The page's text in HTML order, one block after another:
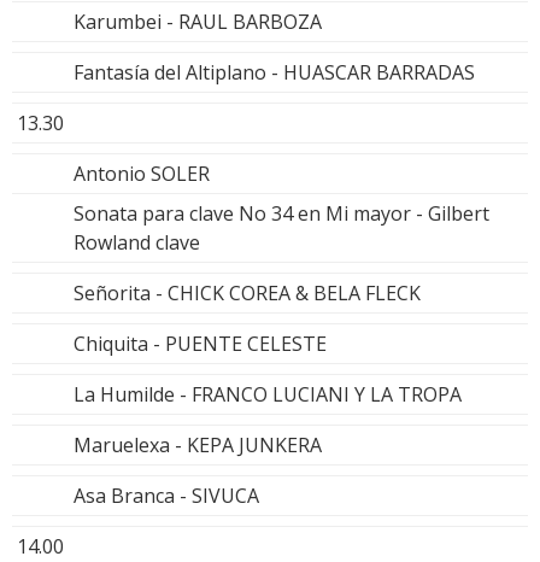
Karumbei - RAUL BARBOZA
Fantasía del Altiplano - HUASCAR BARRADAS
13.30
Antonio SOLER
Sonata para clave No 34 en Mi mayor - Gilbert
Rowland clave
Señorita - CHICK COREA & BELA FLECK
Chiquita - PUENTE CELESTE
La Humilde - FRANCO LUCIANI Y LA TROPA
Maruelexa - KEPA JUNKERA
Asa Branca - SIVUCA
14.00